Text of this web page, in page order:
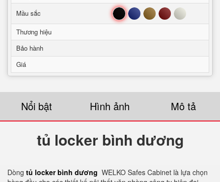
Mầu sắc
Đen Xanh Nâu Đỏ Trắng
Thương hiệu
Bảo hành
Giá
Nổi bật Hình ảnh Mô tả
tủ locker bình dương
Dòng tủ locker bình dương WELKO Safes Cabinet là lựa chọn